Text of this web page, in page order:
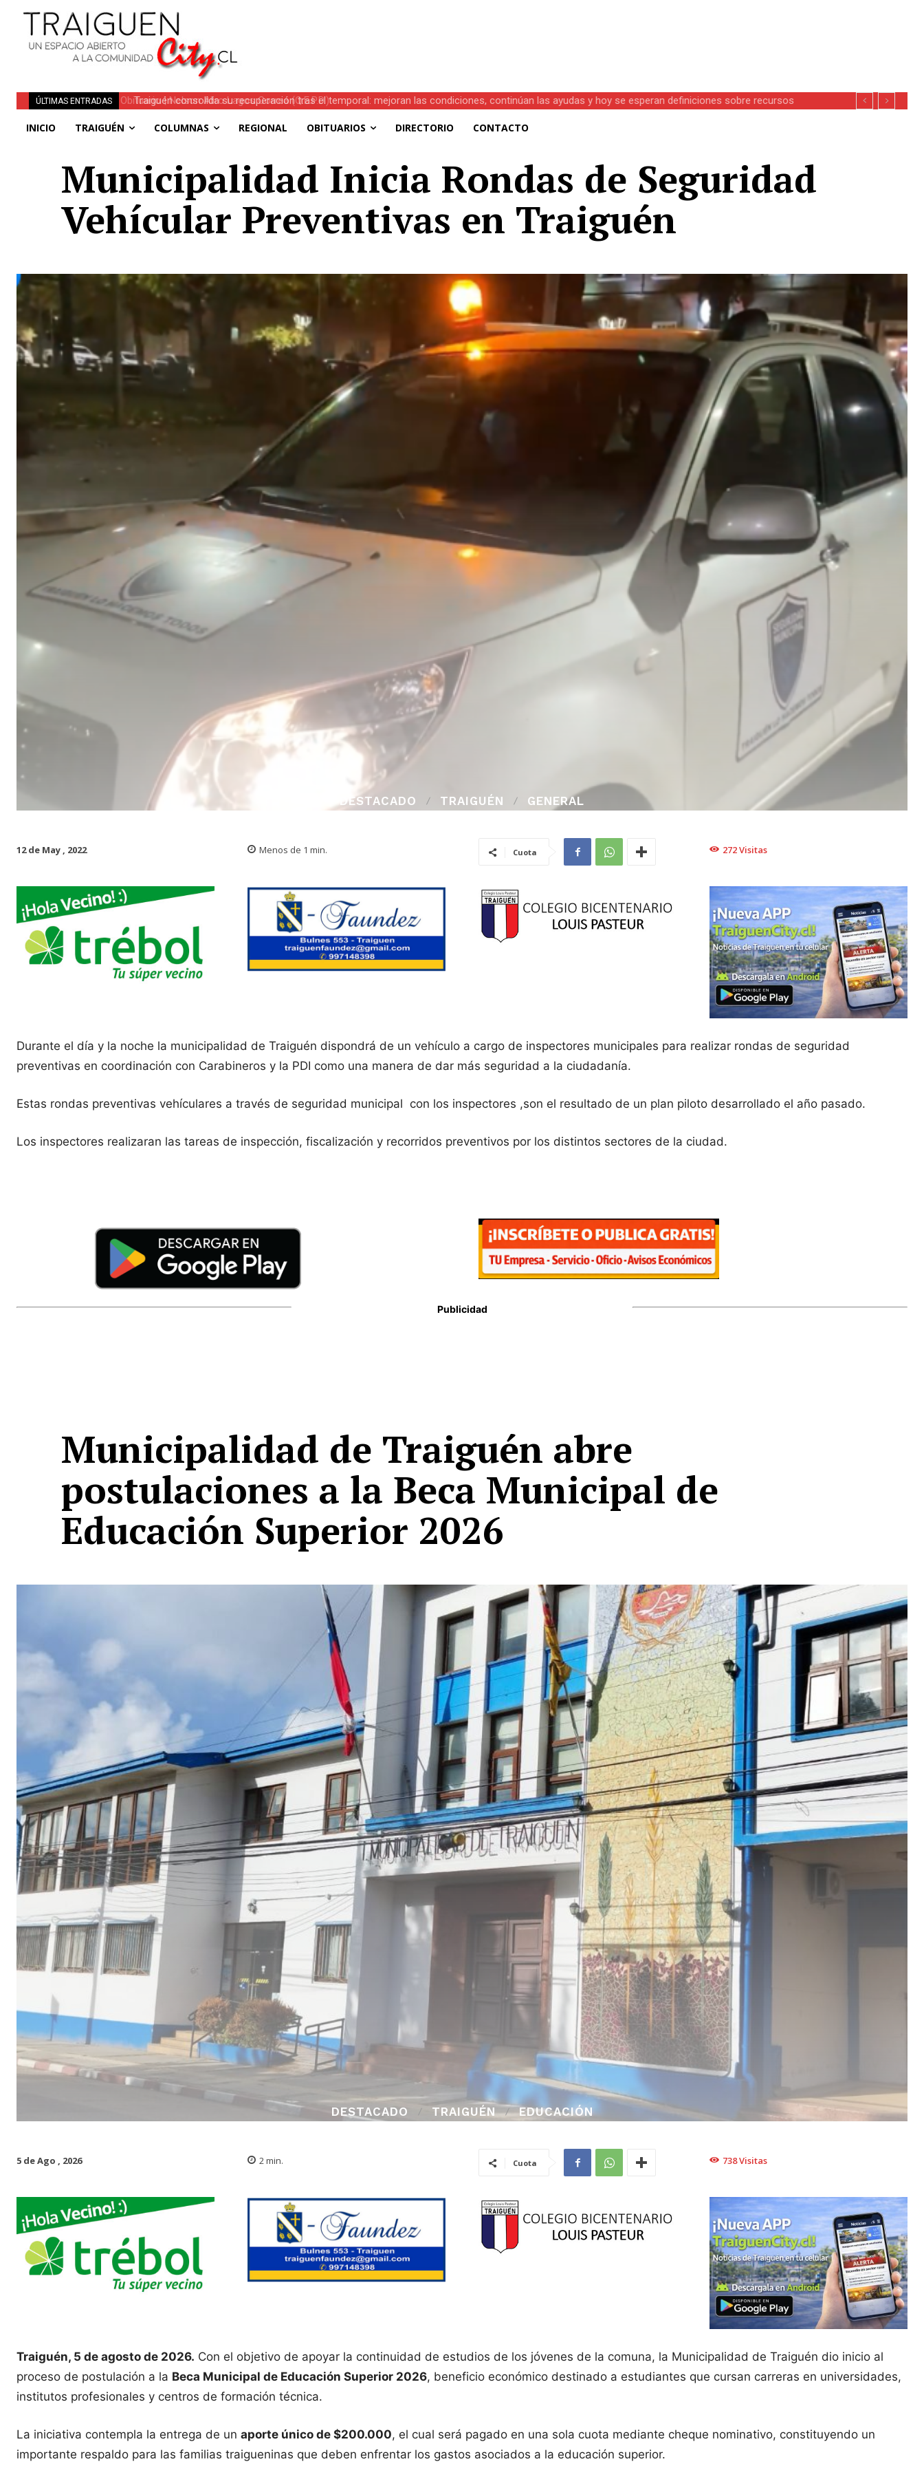
ÚLTIMAS ENTRADAS
Traiguén consolida su recuperación tras el temporal: mejoran las condiciones, continúan las ayudas y hoy se esperan definiciones sobre recursos
INICIO TRAIGUÉN COLUMNAS REGIONAL OBITUARIOS DIRECTORIO CONTACTO
Municipalidad Inicia Rondas de Seguridad
Vehícular Preventivas en Traiguén
DESTACADO TRAIGUÉN GENERAL
12 de May , 2022 Menos de 1 min. Cuota 272Visitas
Durante el día y la noche la municipalidad de Traiguén dispondrá de un vehículo a cargo de inspectores municipales para realizar rondas de seguridad
preventivas en coordinación con Carabineros y la PDI como una manera de dar más seguridad a la ciudadanía.
Estas rondas preventivas vehículares a través de seguridad municipal con los inspectores ,son el resultado de un plan piloto desarrollado el año pasado.
Los inspectores realizaran las tareas de inspección, fiscalización y recorridos preventivos por los distintos sectores de la ciudad.
Publicidad